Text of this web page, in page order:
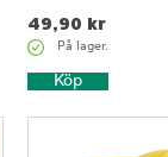
49,90 kr
På lager.
Köp